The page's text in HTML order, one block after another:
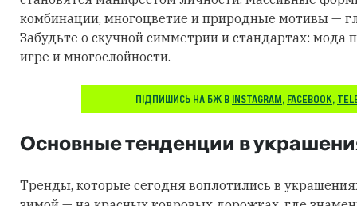
комбинации, многоцветие и природные мотивы —
Забудьте о скучной симметрии и стандартах: мода
игре и многослойности.
ПІДПИШИСЬ НА БЖ В INSTAGRAM, FACEBOOK,
Основные тенденции в
Тренды, которые сегодня воплотились в